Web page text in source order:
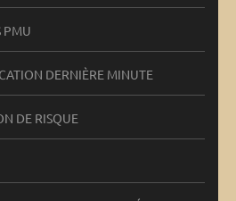
PMU
DERNIÈRE MINUTE
DE RISQUE